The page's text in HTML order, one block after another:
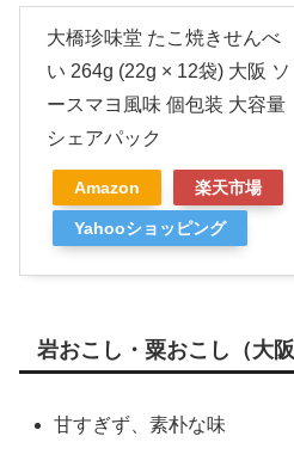
大橋珍味堂 たこ焼きせんべ
い 264g (22g × 12袋) 大阪 ソ
ースマヨ風味 個包装 大容量
シェアパック
Amazon 楽天市場
Yahooショッピング
岩おこし・粟おこし（大阪
甘すぎず、素朴な味